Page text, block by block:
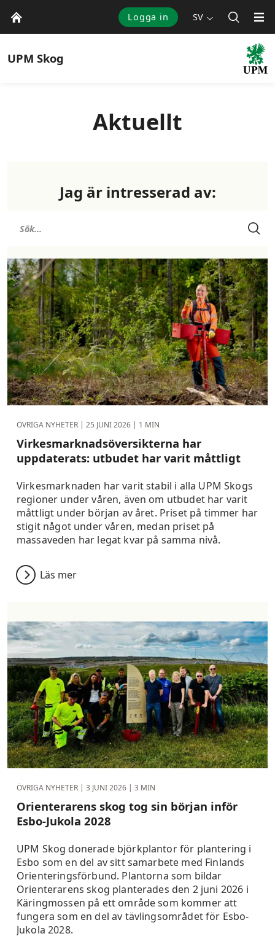
Logga in SV
UPM Skog
Aktuellt
Jag är intresserad av:
ÖVRIGA NYHETER | 25 JUNI 2026 | 1 MIN
Virkesmarknadsöversikterna har
uppdaterats: utbudet har varit måttligt
Virkesmarknaden har varit stabil i alla UPM Skogs
regioner under våren, även om utbudet har varit
måttligt under början av året. Priset på timmer har
stigit något under våren, medan priset på
massaveden har legat kvar på samma nivå.
Läs mer
ÖVRIGA NYHETER | 3 JUNI 2026 | 3 MIN
Orienterarens skog tog sin början inför
Esbo-Jukola 2028
UPM Skog donerade björkplantor för plantering i
Esbo som en del av sitt samarbete med Finlands
Orienteringsförbund. Plantorna som bildar
Orienterarens skog planterades den 2 juni 2026 i
Käringmossen på ett område som kommer att
fungera som en del av tävlingsområdet för Esbo-
Jukola 2028.